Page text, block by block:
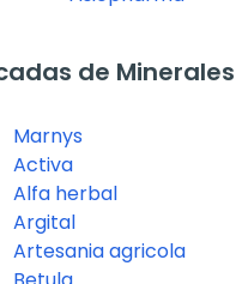
de Minerales
Marnys
Activa
Alfa herbal
Argital
Artesania agricola